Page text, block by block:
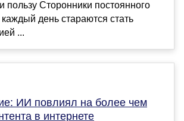
пользу Сторонники постоянного
день стараются стать
...
ИИ повлиял на более чем
в интернете